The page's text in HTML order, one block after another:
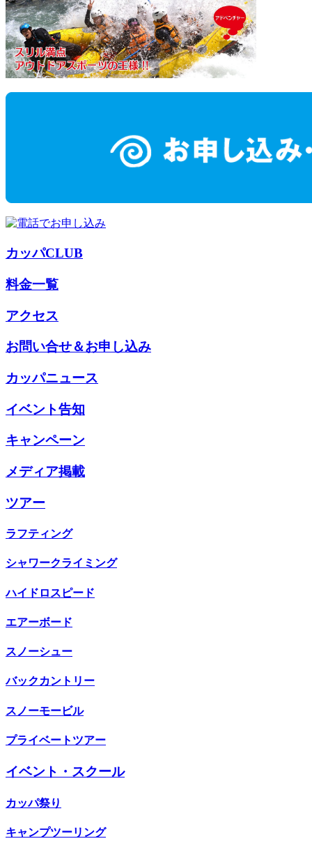
カッパCLUB
料金一覧
アクセス
お問い合せ＆お申し込み
カッパニュース
イベント告知
キャンペーン
メディア掲載
ツアー
ラフティング
シャワークライミング
ハイドロスピード
エアーボード
スノーシュー
バックカントリー
スノーモービル
プライベートツアー
イベント・スクール
カッパ祭り
キャンプツーリング